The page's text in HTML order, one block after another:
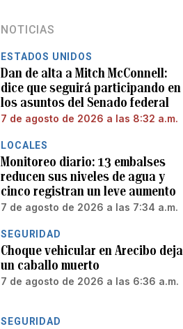
NOTICIAS
ESTADOS UNIDOS
Dan de alta a Mitch McConnell:
dice que seguirá participando en
los asuntos del Senado federal
7 de agosto de 2026 a las 8:32 a.m.
LOCALES
Monitoreo diario: 13 embalses
reducen sus niveles de agua y
cinco registran un leve aumento
7 de agosto de 2026 a las 7:34 a.m.
SEGURIDAD
Choque vehicular en Arecibo deja
un caballo muerto
7 de agosto de 2026 a las 6:36 a.m.
SEGURIDAD